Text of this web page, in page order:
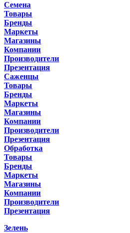
Семена
Товары
Бренды
Маркеты
Магазины
Компании
Производители
Презентация
Саженцы
Товары
Бренды
Маркеты
Магазины
Компании
Производители
Презентация
Обработка
Товары
Бренды
Маркеты
Магазины
Компании
Производители
Презентация
Зелень